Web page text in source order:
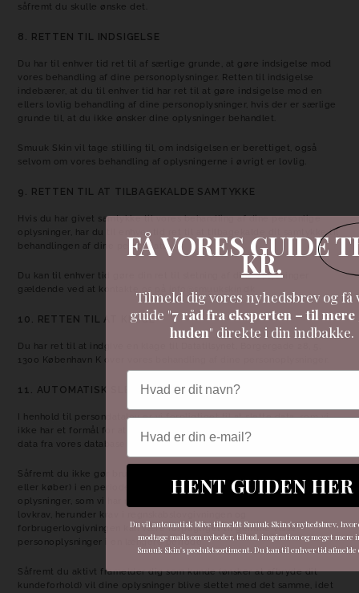
såfremt du skulle ønske det.
8. RETTEN TIL INDSIGELSE
Du har til enhver tid ret til af særlige grunde, at gøre indsigelse mod
vores behandling af dine personoplysninger. Retten til indsigelse
indebærer, at du til enhver tid har ret til at gøre indsigelse mod en
ellers lovlig behandling af dine personoplysninger, hvis der er særlige
grunde til, at du ikke ønsker dine oplysninger behandlet.
Smuuk Skin vil tage stilling til, om indsigelsen er berettiget, også
selvom om vores behandling af oplysningerne i øvrigt er lovlig.
9. RETTEN TIL AT TILBAGEKALDE SAMTYKKE
Hvis du har givet samtykke til vores behandling af dine personlige
oplysninger, har du til enhver tid ret til at tilbagekalde dit samtykke til
behandlingen af dine persondata.
Du kan til enhver tid gøre din ret til sletning af dine oplysninger
gældende ved at kontakte os på info@smuukskin.dk
10. RETTEN TIL AT KLAGE
Du har ret til at indgive en klage til Datatilsynet, Borgergade 28, 5,
1300 København K over vores behandling af dine personoplysninger.
11. AUTOMATISK SLETNING AF PERSONDATA
I henhold til persondatalov er vi forpligtiget til at slette data, som vi
ikke har et formål for at opbevare. Det betyder at vi løbende sletter
data fra vores databaser ud fra følgende kriterier:
Såfremt du ikke gør brug af vores hjemmeside (logger ind, browser
eller køber) i en periode på 18 måneder, vil vi automatisk slette de
oplysninger, som vi har registeret om dig, idet vi dog for at opfylde
lovkrav, herunder krav i regnskabslovgivningen og
forbrugerlovgivningen kan være forpligtiget til gemme visse
personoplysninger i en længere periode.
Såfremt du aktivt framelder dig som kunde (ønsker at afbryde dit
kundeforhold) vil dine oplysninger blive slettet med det samme, idet
FÅ VORES GUIDE
KR.
Tilmeld dig vores nyhedsbrev og få
guide "7 råd fra eksperten – til
huden" direkte i din indbakke.
Navn
Email
HENT GUIDEN HER
Du vil automatisk blive tilmeldt Smuuk Skins's nyhedsbrev, hvor
modtage mails om nyheder, tilbud, inspiration og meget mere
Smuuk Skin's produktsortiment. Du kan til enhver tid afmelde